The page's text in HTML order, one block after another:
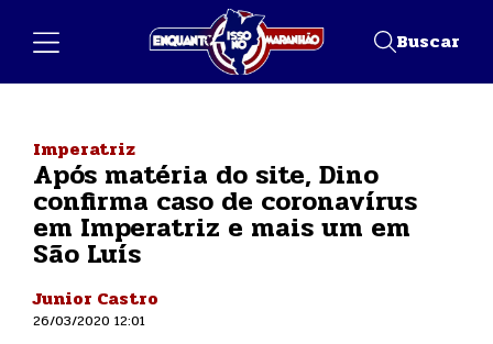
Buscar
Imperatriz
Após matéria do site, Dino
confirma caso de coronavírus
em Imperatriz e mais um em
São Luís
Junior Castro
26/03/2020 12:01